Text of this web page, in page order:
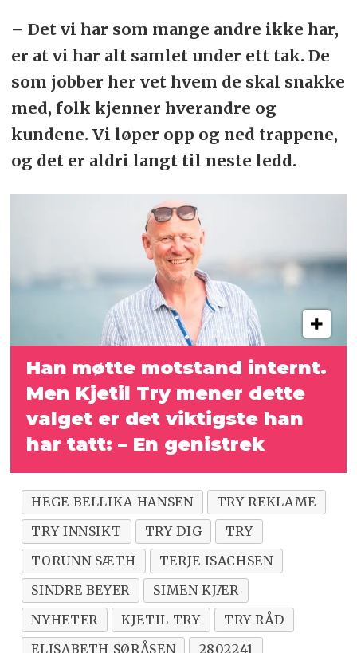
– Det vi har som mange andre ikke har,
er at vi har alt samlet under ett tak. De
som jobber her vet hvem de skal snakke
med, folk kjenner hverandre og
kundene. Vi løper opp og ned trappene,
og det er aldri langt til neste ledd.
Han møtte motstand internt.
Men Kjetil Try mener dette
valget er det viktigste han
har tatt: – En genistrek
HEGE BELLIKA HANSEN
TRY REKLAME
TRY INNSIKT
TRY DIG
TRY
TORUNN SÆTH
TERJE ISACHSEN
SINDRE BEYER
SIMEN KJÆR
NYHETER
KJETIL TRY
TRY RÅD
ELISABETH SØRÅSEN
2802241